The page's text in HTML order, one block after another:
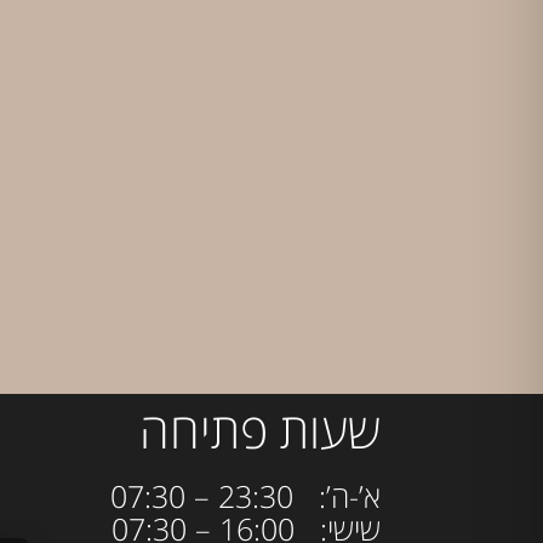
שעות פתיחה
א’-ה’: 23:30 – 07:30
שישי: 16:00 – 07:30